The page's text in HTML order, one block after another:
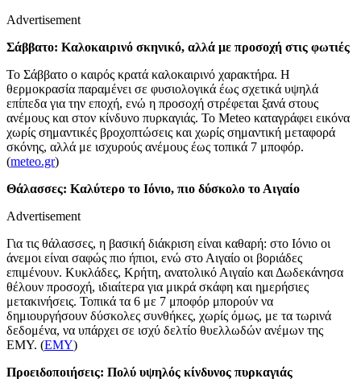
Advertisement
Σάββατο: Καλοκαιρινό σκηνικό, αλλά με προσοχή στις φωτιές
Το Σάββατο ο καιρός κρατά καλοκαιρινό χαρακτήρα. Η
θερμοκρασία παραμένει σε φυσιολογικά έως σχετικά υψηλά
επίπεδα για την εποχή, ενώ η προσοχή στρέφεται ξανά στους
ανέμους και στον κίνδυνο πυρκαγιάς. Το Meteo καταγράφει εικόνα
χωρίς σημαντικές βροχοπτώσεις και χωρίς σημαντική μεταφορά
σκόνης, αλλά με ισχυρούς ανέμους έως τοπικά 7 μποφόρ.
(meteo.gr)
Θάλασσες: Καλύτερο το Ιόνιο, πιο δύσκολο το Αιγαίο
Advertisement
Για τις θάλασσες, η βασική διάκριση είναι καθαρή: στο Ιόνιο οι
άνεμοι είναι σαφώς πιο ήπιοι, ενώ στο Αιγαίο οι βοριάδες
επιμένουν. Κυκλάδες, Κρήτη, ανατολικό Αιγαίο και Δωδεκάνησα
θέλουν προσοχή, ιδιαίτερα για μικρά σκάφη και ημερήσιες
μετακινήσεις. Τοπικά τα 6 με 7 μποφόρ μπορούν να
δημιουργήσουν δύσκολες συνθήκες, χωρίς όμως, με τα τωρινά
δεδομένα, να υπάρχει σε ισχύ δελτίο θυελλωδών ανέμων της
ΕΜΥ. (ΕΜΥ)
Προειδοποιήσεις: Πολύ υψηλός κίνδυνος πυρκαγιάς